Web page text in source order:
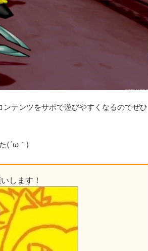
テンツをサポで遊びやすくなるのでぜひ
(´ω｀)
します！